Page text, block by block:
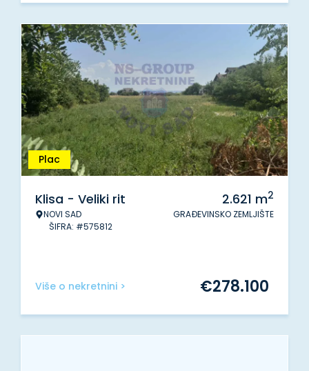
Plac
Klisa - Veliki rit
NOVI SAD
ŠIFRA: #575812
2.621 m2
GRAĐEVINSKO ZEMLJIŠTE
Više o nekretnini > €278.100